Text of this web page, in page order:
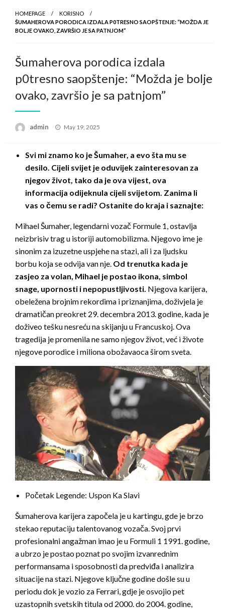
HOMEPAGE
KORISNO
ŠUMAHEROVA PORODICA IZDALA P0TRESNO SAOPŠTENJE: “MOŽDA JE
BOLJE OVAKO, ZAVRŠIO JE SA PATNJOM”
Šumaherova porodica izdala
p0tresno saopštenje: “Možda je bolje
ovako, završio je sa patnjom”
admin
Posted
May 19, 2025
Svi mi znamo ko je Šumaher, a evo šta mu se
desilo. Cijeli svijet je oduvijek zainteresovan za
njegov život, tako da je ova vijest, ova
informacija odijeknula cijeli svijetom. Zanima li
vas o čemu se radi? Ostanite do kraja i saznajte:
Mihael Šumaher, legendarni vozač Formule 1, ostavlja
neizbrisiv trag u istoriji automobilizma. Njegovo ime je
sinonim za izuzetne uspjehe na stazi, ali i za ljudsku
borbu koja se odvija van nje. Od trenutka kada je
zasjeo za volan, Mihael je postao ikona, simbol
snage, upornosti i nepopustljivosti. Njegova karijera,
obeležena brojnim rekordima i priznanjima, doživjela je
dramatičan preokret 29. decembra 2013. godine, kada je
doživeo tešku nesreću na skijanju u Francuskoj. Ova
tragedija je promenila ne samo njegov život, već i živote
njegove porodice i miliona obožavaoca širom sveta.
Početak Legende: Uspon Ka Slavi
Šumaherova karijera započela je u kartingu, gde je brzo
stekao reputaciju talentovanog vozača. Svoj prvi
profesionalni angažman imao je u Formuli 1 1991. godine,
a ubrzo je postao poznat po svojim izvanrednim
performansama i sposobnosti da predviđa i analizira
situacije na stazi. Njegove ključne godine došle su u
periodu dok je vozio za Ferrari, gdje je osvojio pet
uzastopnih svetskih titula od 2000. do 2004. godine,